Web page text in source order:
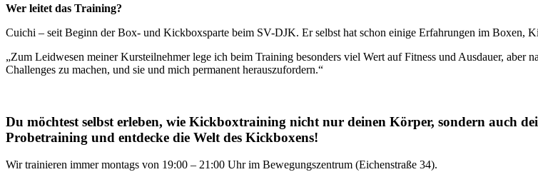
Wer leitet das Training?
Cuichi – seit Beginn der Box- und Kickboxsparte beim SV-DJK. Er selbst hat schon einige Erfahrungen im Boxen,
„Zum Leidwesen meiner Kursteilnehmer lege ich beim Training besonders viel Wert auf Fitness und Ausdauer,
Challenges zu machen, und sie und mich permanent herauszufordern.“
Du möchtest selbst erleben, wie Kickboxtraining nicht nur deinen Körper, sondern auch
Probetraining und entdecke die Welt des Kickboxens!
Wir trainieren immer montags von 19:00 – 21:00 Uhr im Bewegungszentrum (Eichenstraße 34).